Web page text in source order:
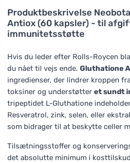
Produktbeskrivelse
Antiox (60 kapsler) - til
immunitetsstøtte
Hvis du leder efter Rolls-Roycen
du nået til vejs ende. Gluthatione
ingredienser, der lindrer kroppen
toksiner og understøtter et sundt
tripeptidet L-Gluthatione
Resveratrol, zink, selen, eller
som bidrager til at beskytte celler
Tilsætningsstoffer og
det absolutte minimum i